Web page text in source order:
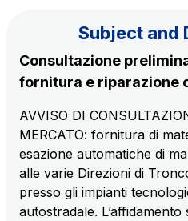
The
The technology operator
Intelligent Transport
Tecne
Autostrade per l'Italia
Discover our
Scan the QR Code with
camera to download the
Subject and
Consultazione
fornitura e riparazione
AVVISO DI
MERCATO: fornitura di
esazione automatiche di
alle varie Direzioni di
presso gli impianti
autostradale.